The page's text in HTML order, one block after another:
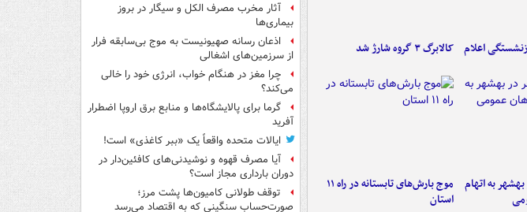
اعلام کالابرگ ۳ گروه شارژ شد
در بهشهر به اتهام
موج بارش‌های تابستانه در راه ۱۱
استان
آثار مخرب مصرف الکل و سیگار در بروز
بیماری‌ها
اذعان رسانه صهیونیست به موج بی‌سابقه فرار
از سرزمین‌های اشغالی
چرا مغز در هنگام خواب، انرژی خود را خالی
می‌کند؟
گرما برای پالایشگاه‌ها و منابع برق اروپا اضطرار
آفرید
ایالات متحده واقعاً یک «ببر کاغذی» است!
آیا مصرف قهوه و نوشیدنی‌های کافئین‌دار در
دوران بارداری مجاز است؟
توقف طولانی کامیون‌ها پشت مرز؛
صورت‌حساب سنگینی که به اقتصاد می‌رسد